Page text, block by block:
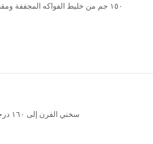
١٥٠ جم من خليط الفواكه المجففة ومقطعة إلى مكعبات، مثل المشمش والمانجو والتوت البري وغيرها
سخني الفرن إلى ١٦٠ درجة مئوية. ثم غطي صينية الخَبز بورق خاص وادهنيها جيداً بالزبدة.